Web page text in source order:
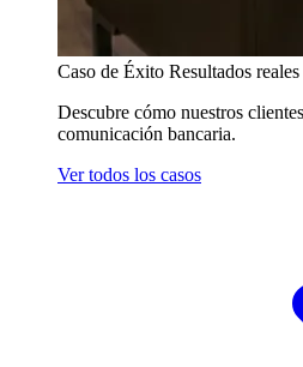
Caso de Éxito Resultados reales
Descubre cómo nuestros
comunicación bancaria.
Ver todos los casos